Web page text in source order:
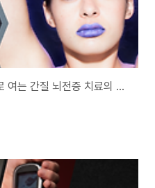
일본 골수 줄기세포 자가이식으로 여는 간질 뇌전증 치료의 새로운 길